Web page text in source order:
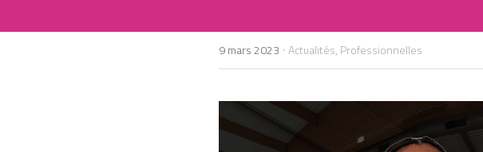
9 mars 2023 · Actualités, Professionnelles